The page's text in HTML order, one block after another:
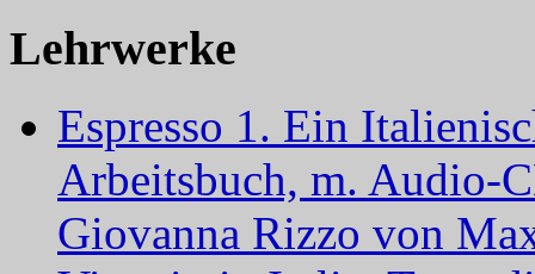
Lehrwerke
Espresso 1. Ein
Arbeitsbuch, m. Audio-
Giovanna Rizzo von